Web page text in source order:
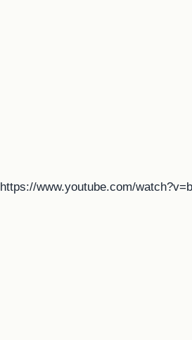
https://www.youtube.com/